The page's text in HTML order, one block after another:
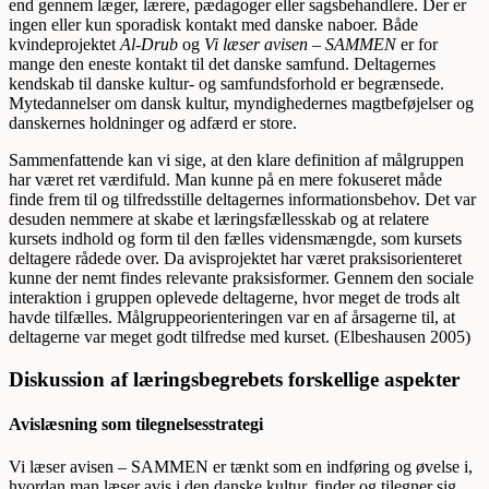
end gennem læger, lærere, pædagoger eller sagsbehandlere. Der er
ingen eller kun sporadisk kontakt med danske naboer. Både
kvindeprojektet Al-Drub og Vi læser avisen – SAMMENer for
mange den eneste kontakt til det danske samfund. Deltagernes
kendskab til danske kultur- og samfundsforhold er begrænsede.
Mytedannelser om dansk kultur, myndighedernes magtbeføjelser og
danskernes holdninger og adfærd er store.
Sammenfattende kan vi sige, at den klare definition af målgruppen
har været ret værdifuld. Man kunne på en mere fokuseret måde
finde frem til og tilfredsstille deltagernes informationsbehov. Det var
desuden nemmere at skabe et læringsfællesskab og at relatere
kursets indhold og form til den fælles vidensmængde, som kursets
deltagere rådede over. Da avisprojektet har været praksisorienteret
kunne der nemt findes relevante praksisformer. Gennem den sociale
interaktion i gruppen oplevede deltagerne, hvor meget de trods alt
havde tilfælles. Målgruppeorienteringen var en af årsagerne til, at
deltagerne var meget godt tilfredse med kurset. (Elbeshausen 2005)
Diskussion af læringsbegrebets forskellige aspekter
Avislæsning som tilegnelsesstrategi
Vi læser avisen – SAMMEN er tænkt som en indføring og øvelse i,